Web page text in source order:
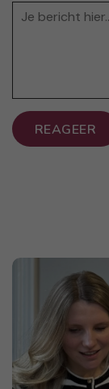
REAGEER